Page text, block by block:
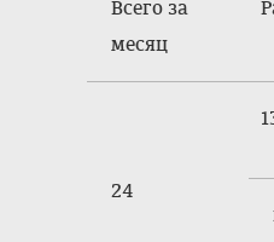
Всего за
месяц
24